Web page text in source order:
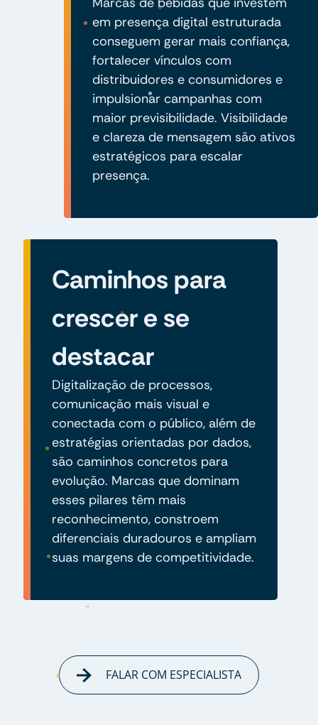
em presença digital estruturada
conseguem gerar mais confiança,
fortalecer vínculos com
distribuidores e consumidores e
impulsionar campanhas com
maior previsibilidade. Visibilidade
e clareza de mensagem são ativos
estratégicos para escalar
presença.
Caminhos para
crescer e se
destacar
Digitalização de processos,
comunicação mais visual e
conectada com o público, além de
estratégias orientadas por dados,
são caminhos concretos para
evolução. Marcas que dominam
esses pilares têm mais
reconhecimento, constroem
diferenciais duradouros e ampliam
suas margens de competitividade.
FALAR COM ESPECIALISTA